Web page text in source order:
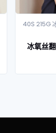
40S 215G
冰氧丝